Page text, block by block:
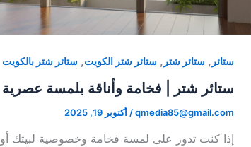
ستائر , ستائر شتر , ستائر شتر الكويت, ستائر شتر بالكويت
ستائر شتر | فخامة وأناقة بلمسة عصرية
qmedia85@gmail.com
/ أكتوبر 19, 2025
إذا كنت تدور على لمسة فخامة وخصوصية لبيتك أو